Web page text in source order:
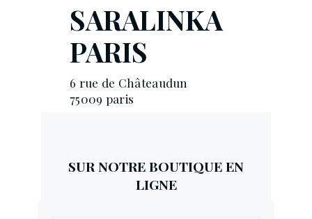
SARALINKA
PARIS
6 rue de Châteaudun
75009 paris
du Mardi au Samedi
de 10H15 à 12h15 et de 13h15 à
SUR NOTRE BOUTIQUE EN
LIGNE